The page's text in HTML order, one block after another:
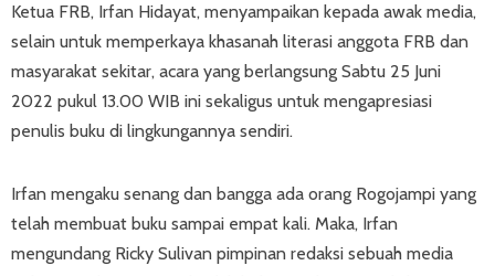
Ketua FRB, Irfan Hidayat, menyampaikan kepada awak media,
selain untuk memperkaya khasanah literasi anggota FRB dan
masyarakat sekitar, acara yang berlangsung Sabtu 25 Juni
2022 pukul 13.00 WIB ini sekaligus untuk mengapresiasi
penulis buku di lingkungannya sendiri.
Irfan mengaku senang dan bangga ada orang Rogojampi yang
telah membuat buku sampai empat kali. Maka, Irfan
mengundang Ricky Sulivan pimpinan redaksi sebuah media